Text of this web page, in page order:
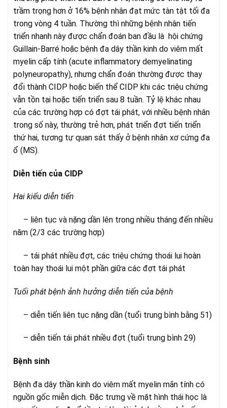
trầm trọng hơn ở 16% bệnh nhân đạt mức tàn tật tối đa
trong vòng 4 tuần. Thường thì những bệnh nhân tiến
triển nhanh này được chẩn đoán ban đầu là hội chứng
Guillain-Barré hoặc bệnh đa dây thần kinh do viêm mất
myelin cấp tính (acute inflammatory demyelinating
polyneuropathy), nhưng chẩn đoán thường được thay
đổi thành CIDP hoặc biến thể CIDP khi các triệu chứng
vẫn tồn tại hoặc tiến triển sau 8 tuần. Tỷ lệ khác nhau
của các trường hợp có đợt tái phát, với nhiều bệnh nhân
trong số này, thường trẻ hơn, phát triển đợt tiến triển
thứ hai, tương tự quan sát thấy ở bệnh nhân xơ cứng đa
ổ (MS).
Diễn tiến của CIDP
Hai kiểu diễn tiến
– liên tục và nặng dần lên trong nhiều tháng đến nhiều
năm (2/3 các trường hợp)
– tái phát nhiều đợt, các triệu chứng thoái lui hoàn
toàn hay thoái lui một phần giữa các đợt tái phát
Tuổi phát bệnh ảnh hưởng diễn tiến của bệnh
– diễn tiến liên tục nặng dần (tuổi trung bình bằng 51)
– diễn tiến tái phát nhiều đợt (tuổi trung bình 29)
Bệnh sinh
Bệnh đa dây thần kinh do viêm mất myelin mãn tính có
nguồn gốc miễn dịch. Đặc trưng về mặt hình thái học là